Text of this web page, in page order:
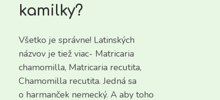
kamilky?
Všetko je správne! Latinských
názvov je tiež viac- Matricaria
chamomilla, Matricaria recutita,
Chamomilla recutita. Jedná sa
o harmanček nemecký. A aby toho